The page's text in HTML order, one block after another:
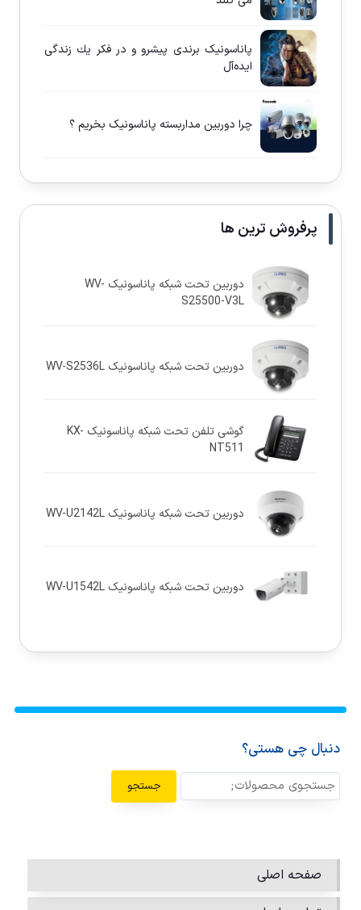
پاناسونيک برندی پيشرو و در فكر يك زندگی
ايده‌آل
چرا دوربين مداربسته پاناسونيک بخريم ؟
پرفروش ترین ها
دوربین تحت شبکه پاناسونيک WV-
S25500-V3L
دوربین تحت شبکه پاناسونيک WV-S2536L
گوشی تلفن تحت شبکه پاناسونیک KX-
NT511
دوربین تحت شبکه پاناسونيک WV-U2142L
دوربین تحت شبکه پاناسونيک WV-U1542L
دنبال چی هستی؟
جستجو
صفحه اصلی